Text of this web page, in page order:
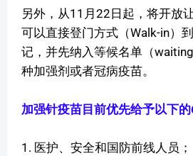
另外，从11月22日起，将开放
可以直接登门方式（Walk-in）
记，并先纳入等候名单（
种加强剂或者冠病疫苗。
加强针疫苗目前优先给予以下的
1. 医护、安全和国防前线人员；